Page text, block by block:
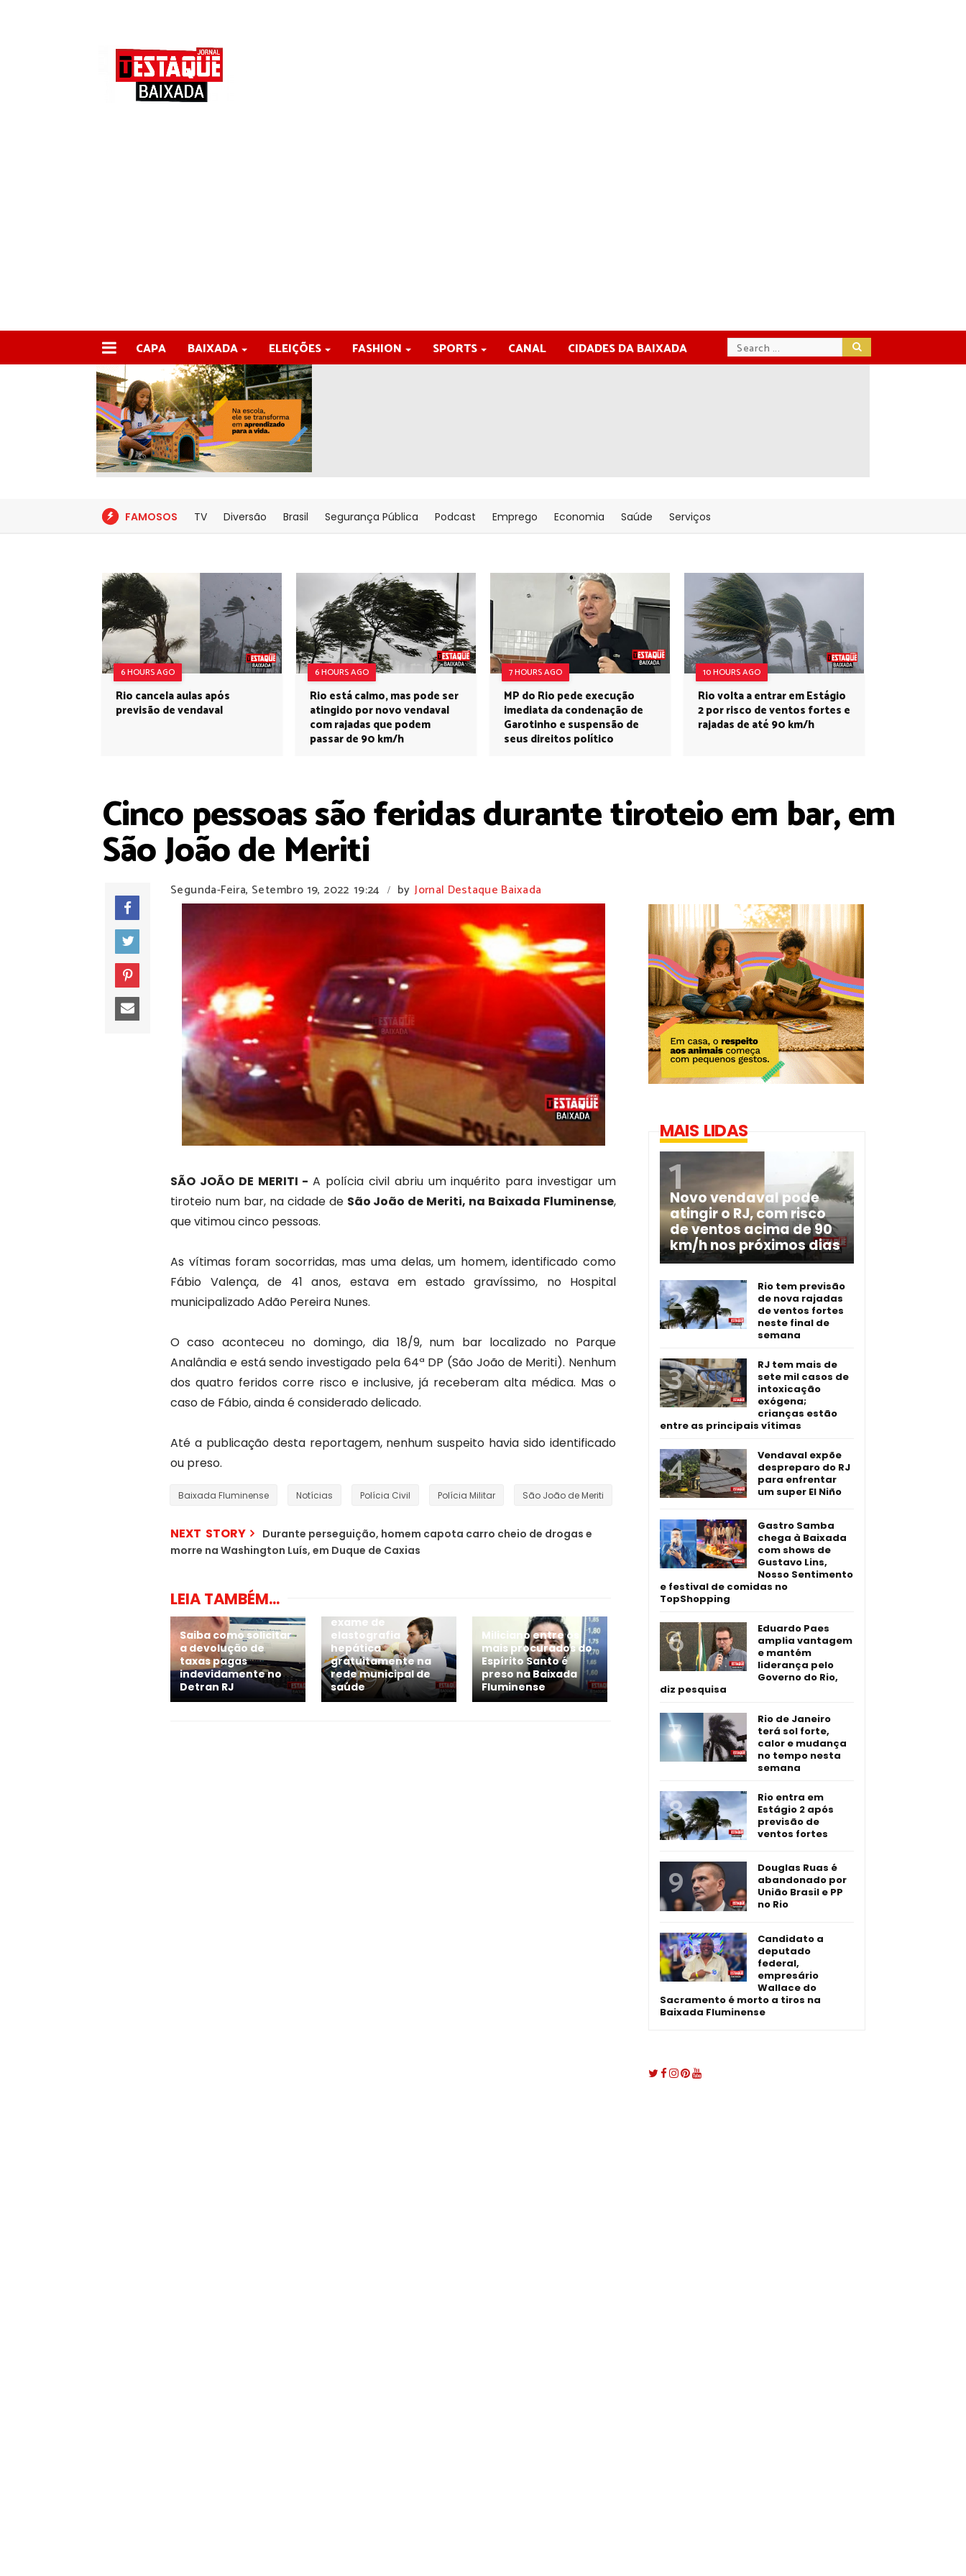
CAPA BAIXADA ELEIÇÕES FASHION SPORTS CANAL CIDADES DA BAIXADA
FAMOSOS TV Diversão Brasil Segurança Pública Podcast Emprego Economia Saúde Serviços
6 HOURS AGO
Rio cancela aulas após
previsão de vendaval
6 HOURS AGO
Rio está calmo, mas pode ser
atingido por novo vendaval
com rajadas que podem
passar de 90 km/h
7 HOURS AGO
MP do Rio pede execução
imediata da condenação de
Garotinho e suspensão de
seus direitos político
10 HOURS AGO
Rio volta a entrar em Estágio
2 por risco de ventos fortes e
rajadas de até 90 km/h
Cinco pessoas são feridas durante tiroteio em bar, em
São João de Meriti
Segunda-Feira, Setembro 19, 2022 19:24 / by Jornal Destaque Baixada
SÃO JOÃO DE MERITI -A polícia civil abriu um inquérito para investigar um
tiroteio num bar, na cidade de São João de Meriti, na Baixada Fluminense,
que vitimou cinco pessoas.
As vítimas foram socorridas, mas uma delas, um homem, identificado como
Fábio Valença, de 41 anos, estava em estado gravíssimo, no Hospital
municipalizado Adão Pereira Nunes.
O caso aconteceu no domingo, dia 18/9, num bar localizado no Parque
Analândia e está sendo investigado pela 64ª DP (São João de Meriti). Nenhum
dos quatro feridos corre risco e inclusive, já receberam alta médica. Mas o
caso de Fábio, ainda é considerado delicado.
Até a publicação desta reportagem, nenhum suspeito havia sido identificado
ou preso.
Baixada Fluminense Notícias Polícia Civil Polícia Militar São João de Meriti
NEXT STORY
Durante perseguição, homem capota carro cheio de drogas e
morre na Washington Luís, em Duque de Caxias
LEIA TAMBÉM...
Saiba como solicitar
a devolução de
taxas pagas
indevidamente no
Detran RJ
exame de
elastografia
hepática
gratuitamente na
rede municipal de
saúde
Miliciano entre os
mais procurados do
Espírito Santo é
preso na Baixada
Fluminense
MAIS LIDAS
Novo vendaval pode
atingir o RJ, com risco
de ventos acima de 90
km/h nos próximos dias
Rio tem previsão
de nova rajadas
de ventos fortes
neste final de
semana
RJ tem mais de
sete mil casos de
intoxicação
exógena;
crianças estão
entre as principais vítimas
Vendaval expõe
despreparo do RJ
para enfrentar
um super El Niño
Gastro Samba
chega à Baixada
com shows de
Gustavo Lins,
Nosso Sentimento
e festival de comidas no
TopShopping
Eduardo Paes
amplia vantagem
e mantém
liderança pelo
Governo do Rio,
diz pesquisa
Rio de Janeiro
terá sol forte,
calor e mudança
no tempo nesta
semana
Rio entra em
Estágio 2 após
previsão de
ventos fortes
Douglas Ruas é
abandonado por
União Brasil e PP
no Rio
Candidato a
deputado
federal,
empresário
Wallace do
Sacramento é morto a tiros na
Baixada Fluminense